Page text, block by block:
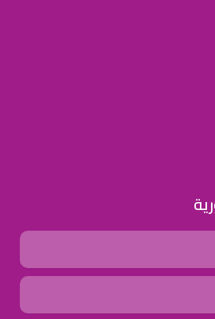
وجروب مدارس عالمية وأهلية يشرفنا
سناب شات يوتيوب